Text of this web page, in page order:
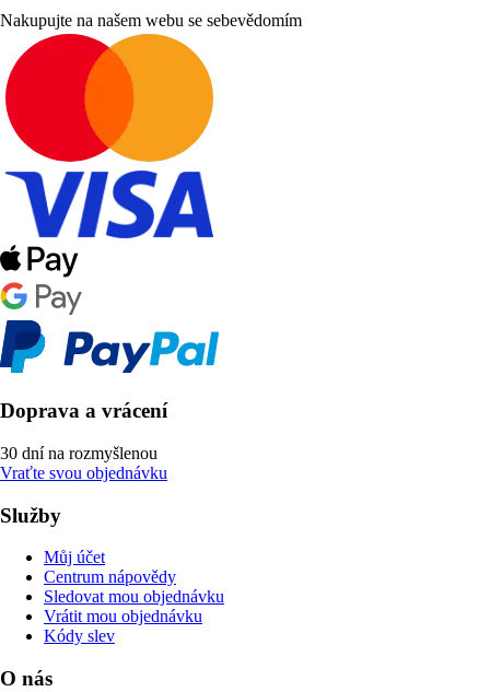
Nakupujte na našem webu se sebevědomím
Doprava a vrácení
30 dní na rozmyšlenou
Vraťte svou objednávku
Služby
Můj účet
Centrum nápovědy
Sledovat mou objednávku
Vrátit mou objednávku
Kódy slev
O nás